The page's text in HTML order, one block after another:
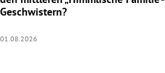
Geschwistern?
01.08.2026